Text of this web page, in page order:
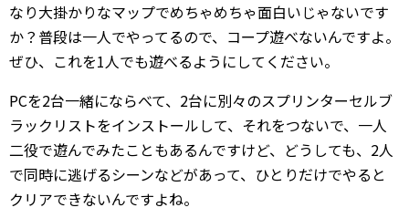
なり大掛かりなマップでめちゃめちゃ面白いじゃないです
か？普段は一人でやってるので、コープ遊べないんですよ。
ぜひ、これを1人でも遊べるようにしてください。
PCを2台一緒にならべて、2台に別々のスプリンターセルブ
ラックリストをインストールして、それをつないで、一人
二役で遊んでみたこともあるんですけど、どうしても、2人
で同時に逃げるシーンなどがあって、ひとりだけでやると
クリアできないんですよね。